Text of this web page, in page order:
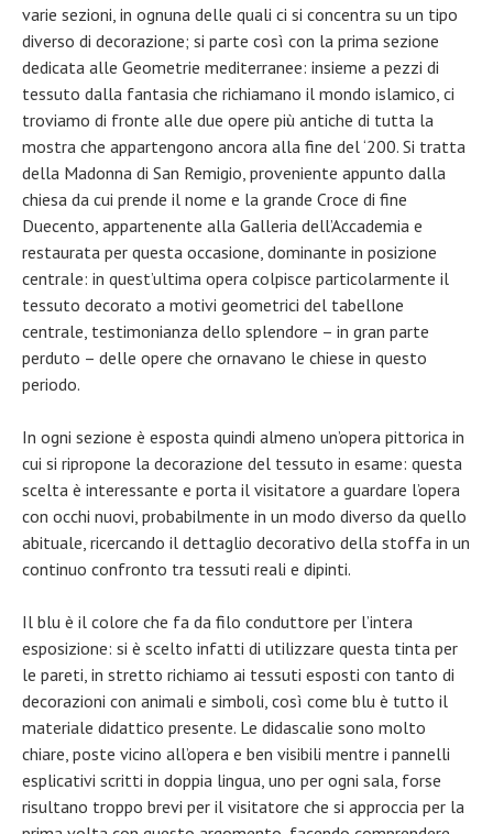
varie sezioni, in ognuna delle quali ci si concentra su un tipo
diverso di decorazione; si parte così con la prima sezione
dedicata alle Geometrie mediterranee: insieme a pezzi di
tessuto dalla fantasia che richiamano il mondo islamico, ci
troviamo di fronte alle due opere più antiche di tutta la
mostra che appartengono ancora alla fine del ‘200. Si tratta
della Madonna di San Remigio, proveniente appunto dalla
chiesa da cui prende il nome e la grande Croce di fine
Duecento, appartenente alla Galleria dell’Accademia e
restaurata per questa occasione, dominante in posizione
centrale: in quest’ultima opera colpisce particolarmente il
tessuto decorato a motivi geometrici del tabellone
centrale, testimonianza dello splendore – in gran parte
perduto – delle opere che ornavano le chiese in questo
periodo.
In ogni sezione è esposta quindi almeno un’opera pittorica in
cui si ripropone la decorazione del tessuto in esame: questa
scelta è interessante e porta il visitatore a guardare l’opera
con occhi nuovi, probabilmente in un modo diverso da quello
abituale, ricercando il dettaglio decorativo della stoffa in un
continuo confronto tra tessuti reali e dipinti.
Il blu è il colore che fa da filo conduttore per l’intera
esposizione: si è scelto infatti di utilizzare questa tinta per
le pareti, in stretto richiamo ai tessuti esposti con tanto di
decorazioni con animali e simboli, così come blu è tutto il
materiale didattico presente. Le didascalie sono molto
chiare, poste vicino all’opera e ben visibili mentre i pannelli
esplicativi scritti in doppia lingua, uno per ogni sala, forse
risultano troppo brevi per il visitatore che si approccia per la